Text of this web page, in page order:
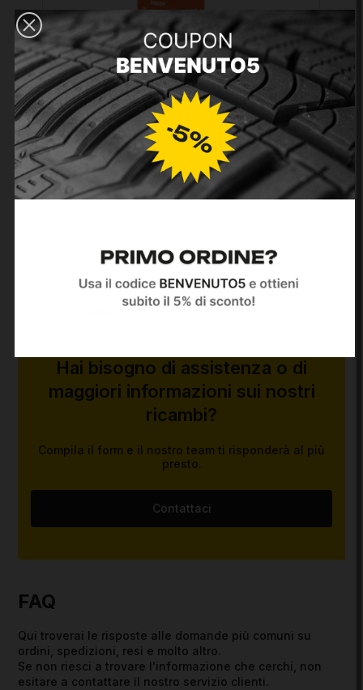
Additivo Diesel System Cleaner
Premium 300 ml
13,91 €
Aggiungi al carrello
Hai bisogno di assistenza o di
maggiori informazioni sui nostri
ricambi?
Compila il form e il nostro team ti risponderà al più
presto.
Contattaci
FAQ
Qui troverai le risposte alle domande più comuni su
ordini, spedizioni, resi e molto altro.
Se non riesci a trovare l'informazione che cerchi, non
esitare a contattare il nostro servizio clienti.